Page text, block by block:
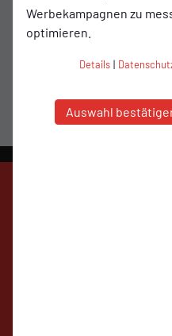
Werbekampagnen zu
optimieren.
Details |
Auswahl
3 Herren